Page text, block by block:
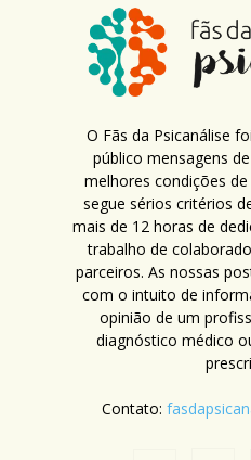
O Fãs da Psicanálise
público mensagens
melhores condições
segue sérios critérios
mais de 12 horas de
trabalho de
parceiros. As nossas
com o intuito de
opinião de um
diagnóstico médico
Contato: